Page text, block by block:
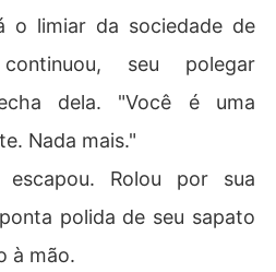
o limiar da sociedade de
seu polegar
dela. "Você é uma
Nada mais."
escapou. Rolou por sua
polida de seu sapato
à mão.